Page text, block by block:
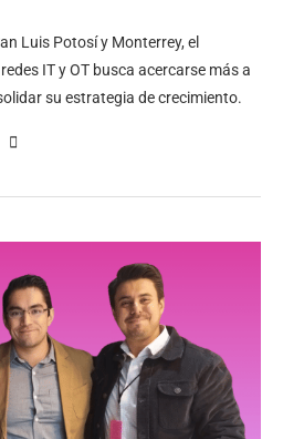
Luis Potosí y Monterrey, el
IT y OT busca acercarse más a
su estrategia de crecimiento.